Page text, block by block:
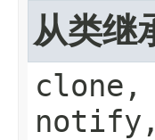
从类
clone,